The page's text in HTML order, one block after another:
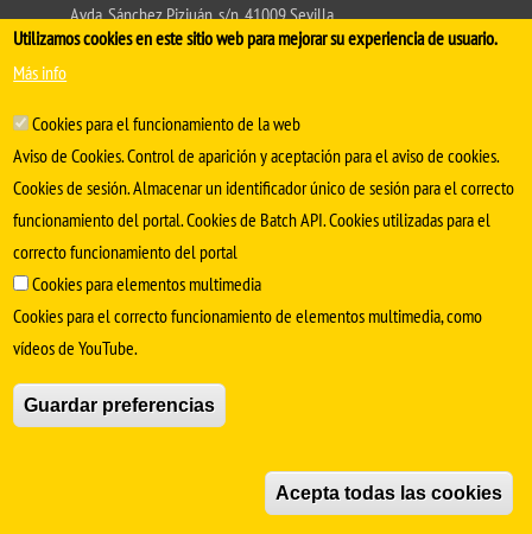
Avda. Sánchez Pizjuán, s/n. 41009 Sevilla
SÍGUENOS EN
Aviso Legal Protección de datos
Utilizamos cookies en este sitio web para mejorar su experiencia de usuario.
Más info
Cookies para el funcionamiento de la web
Aviso de Cookies. Control de aparición y aceptación para el aviso de cookies.
Cookies de sesión. Almacenar un identificador único de sesión para el correcto
funcionamiento del portal. Cookies de Batch API. Cookies utilizadas para el
correcto funcionamiento del portal
Cookies para elementos multimedia
Cookies para el correcto funcionamiento de elementos multimedia, como
vídeos de YouTube.
Guardar preferencias
Acepta todas las cookies